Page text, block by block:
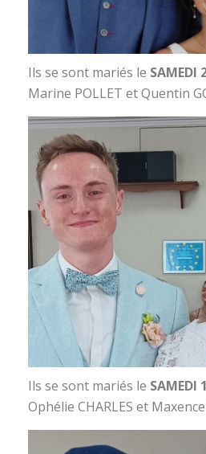
Ils se sont mariés le SAMEDI
Marine POLLET et Quentin
Ils se sont mariés le SAMEDI
Ophélie CHARLES et